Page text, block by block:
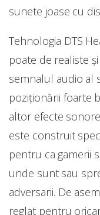
sunete joase cu
Tehnologia DTS
poate de realiste
semnalul audio al
poziționării foarte
altor efecte
este construit
pentru ca gamerii
unde sunt sau
adversarii. De
reglat pentru